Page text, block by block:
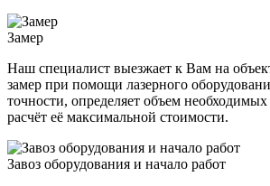
Замер
Наш специалист выезжает к Вам на
замер при помощи лазерного
точности, определяет объем
расчёт её максимальной стоимости.
Завоз оборудования и нaчaло paбoт